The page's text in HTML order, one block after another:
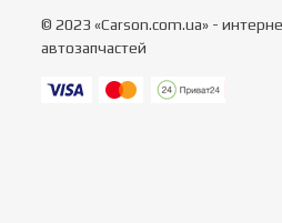
© 2023 «Carson.com.ua» -
автозапчастей